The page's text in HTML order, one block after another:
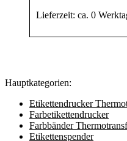
Lieferzeit: ca. 0
Hauptkategorien:
Etikettendrucker
Farbetikettendrucker
Farbbänder
Etikettenspender